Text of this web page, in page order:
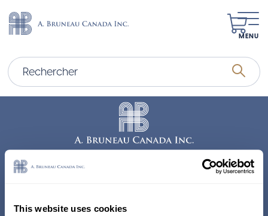
This website uses cookies
MENU
338, Rue Saint-Antoine E.